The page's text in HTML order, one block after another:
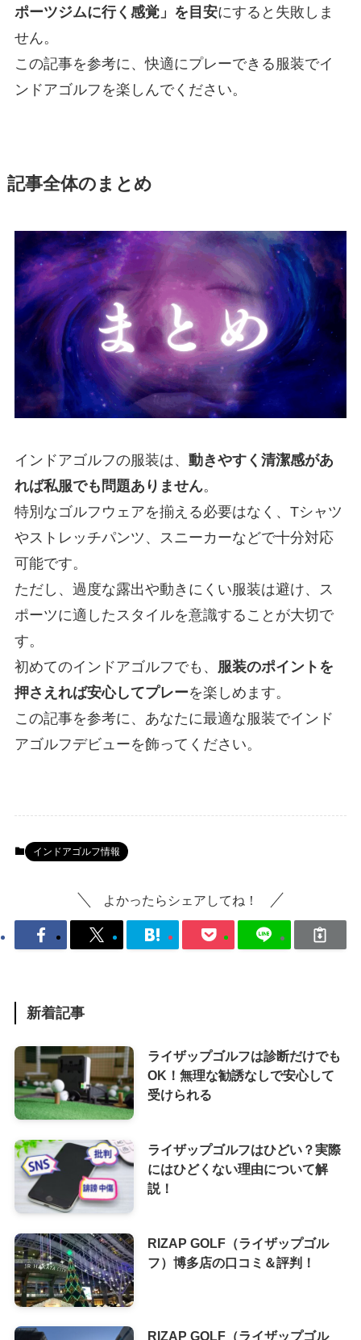
ポーツジムに行く感覚」を目安にすると失敗しま
せん。
この記事を参考に、快適にプレーできる服装でイ
ンドアゴルフを楽しんでください。
記事全体のまとめ
インドアゴルフの服装は、 動きやすく清潔感があ
れば私服でも問題ありません。
特別なゴルフウェアを揃える必要はなく、Tシャツ
やストレッチパンツ、スニーカーなどで十分対応
可能です。
ただし、過度な露出や動きにくい服装は避け、ス
ポーツに適したスタイルを意識することが大切で
す。
初めてのインドアゴルフでも、
服装のポイントを
押さえれば安心してプレーを楽しめます。
この記事を参考に、あなたに最適な服装でインド
アゴルフデビューを飾ってください。
インドアゴルフ情報
よかったらシェアしてね！
新着記事
ライザップゴルフは診断だけでも
OK！無理な勧誘なしで安心して
受けられる
ライザップゴルフはひどい？実際
にはひどくない理由について解
説！
RIZAP GOLF（ライザップゴル
フ）博多店の口コミ＆評判！
RIZAP GOLF（ライザップゴル